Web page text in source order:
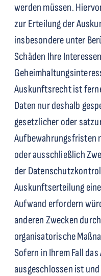
werden müssen.
zur Erteilung der
insbesondere unter
Schäden Ihre
Auskunftsrecht ist
Daten nur deshalb
gesetzlicher oder
Aufbewahrungsfristen
oder ausschließlich
der
Auskunftserteilung
Aufwand erfordern
anderen Zwecken
organisatorische
Sofern in Ihrem Fall
ausgeschlossen ist